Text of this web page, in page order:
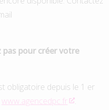
pas pour créer votre
obligatoire depuis le 1 er
www.agencedpc.fr
.